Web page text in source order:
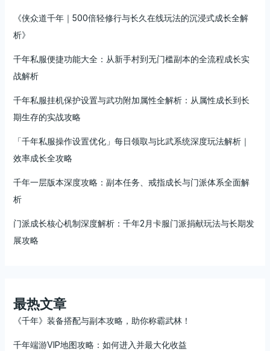
《侠众道千年｜500倍轻修行与长久在线玩法的沉浸式成长全解
析》
千年私服便捷功能大全：从新手村到无门槛副本的全流程成长实
战解析
千年私服挂机保护设置与武功附加属性全解析：从属性成长到长
期生存的实战攻略
「千年私服操作设置优化」每日领取与比武系统深度玩法解析｜
效率成长全攻略
千年一层版本深度攻略：副本任务、戒指成长与门派体系全面解
析
门派成长核心机制深度解析：千年2月卡服门派捐献玩法与长期发
展攻略
最热文章
《千年》装备搭配与副本攻略，助你称霸武林！
千年端游VIP地图攻略：如何进入并最大化收益